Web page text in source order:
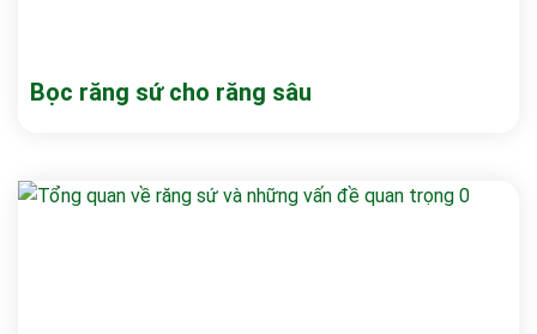
Bọc răng sứ cho răng sâu